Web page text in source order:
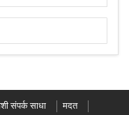
संपर्क साधा
मदत